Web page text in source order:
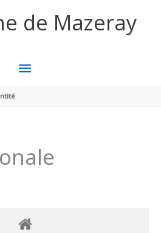
de Mazeray
MENU